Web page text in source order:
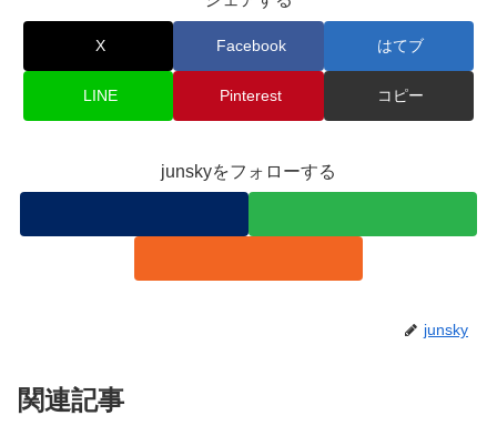
X Facebook はてブ
LINE Pinterest コピー
junskyをフォローする
junsky
関連記事